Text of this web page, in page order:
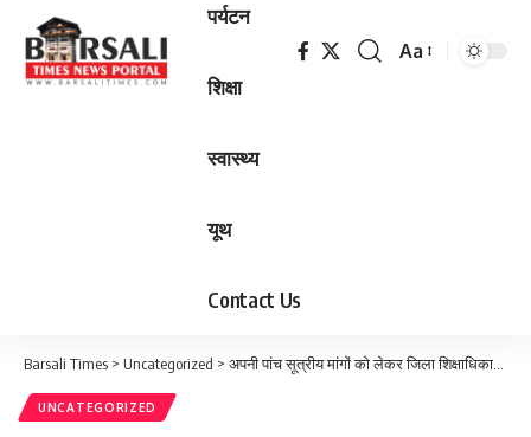
पर्यटन
शिक्षा
स्वास्थ्य
यूथ
Contact Us
Font
Aa
Barsali Times > Uncategorized > अपनी पांच सूत्रीय मांगों को लेकर जिला शिक्षाधिकारी से की मुलाकात
UNCATEGORIZED